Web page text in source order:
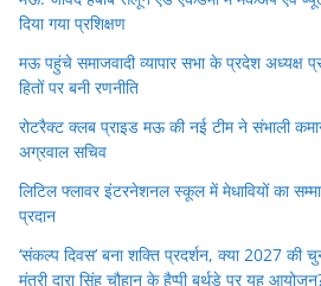
दिया गया प्रशिक्षण
मऊ पहुंचे समाजवादी व्यापार सभा के प्रदेश अध्यक्ष
हितों पर बनी रणनीति
रोटरैक्ट क्लब प्राइड मऊ की नई टीम ने संभाली
अग्रवाल सचिव
लिटिल फ्लावर इंटरनेशनल स्कूल में मेधावियों का
प्रदान
‘संकल्प दिवस’ बना शक्ति प्रदर्शन, क्या 2027 की
मंत्री दारा सिंह चौहान के हैप्पी बर्थडे पर यह